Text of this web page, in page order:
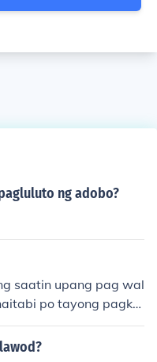
ng adobo?
saatin upang pag wal
po tayong pagkai